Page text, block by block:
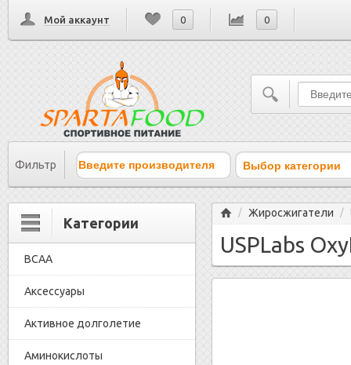
Мой аккаунт 0 0
Фильтр Выбор категории
Категории
BCAA
Аксессуары
Активное долголетие
Аминокислоты
Главная
/ Жиросжигатели /
USPLabs